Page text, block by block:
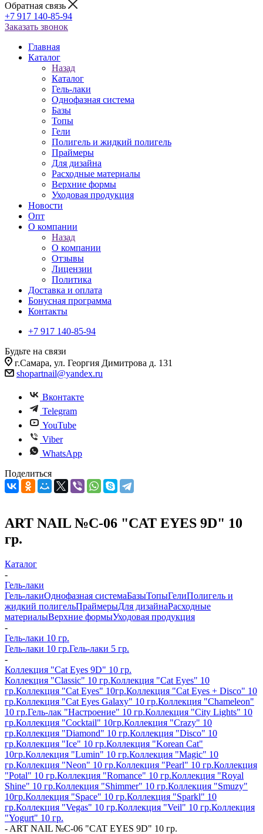
Обратная связь
+7 917 140-85-94
Заказать звонок
Главная
Каталог
Назад
Каталог
Гель-лаки
Однофазная система
Базы
Топы
Гели
Полигель и жидкий полигель
Праймеры
Для дизайна
Расходные материалы
Верхние формы
Уходовая продукция
Новости
Опт
О компании
Назад
О компании
Отзывы
Лицензии
Политика
Доставка и оплата
Бонусная программа
Контакты
+7 917 140-85-94
Будьте на связи
г.Самара, ул. Георгия Димитрова д. 131
shopartnail@yandex.ru
Вконтакте
Telegram
YouTube
Viber
WhatsApp
Поделиться
ART NAIL №C-06 "CAT EYES 9D" 10
гр.
Каталог
-
Гель-лаки
Гель-лакиОднофазная системаБазыТопыГелиПолигель и
жидкий полигельПраймерыДля дизайнаРасходные
материалыВерхние формыУходовая продукция
-
Гель-лаки 10 гр.
Гель-лаки 10 гр.Гель-лаки 5 гр.
-
Коллекция "Cat Eyes 9D" 10 гр.
Коллекция "Classic" 10 гр.Коллекция "Cat Eyes" 10
гр.Коллекция "Cat Eyes" 10гр.Коллекция "Cat Eyes + Disco" 10
гр.Коллекция "Cat Eyes Galaxy" 10 гр.Коллекция "Chameleon"
10 гр.Гель-лак "Настроение" 10 гр.Коллекция "City Lights" 10
гр.Коллекция "Cocktail" 10гр.Коллекция "Crazy" 10
гр.Коллекция "Diamond" 10 гр.Коллекция "Disco" 10
гр.Коллекция "Ice" 10 гр.Коллекция "Korean Cat"
10гр.Коллекция "Lumin" 10 гр.Коллекция "Magic" 10
гр.Коллекция "Neon" 10 гр.Коллекция "Pearl" 10 гр.Коллекция
"Potal" 10 гр.Коллекция "Romance" 10 гр.Коллекция "Royal
Shine" 10 гр.Коллекция "Shimmer" 10 гр.Коллекция "Smuzy"
10гр.Коллекция "Space" 10 гр.Коллекция "Sparkl" 10
гр.Коллекция "Vegas" 10 гр.Коллекция "Veil" 10 гр.Коллекция
"Yogurt" 10 гр.
- ART NAIL №C-06 "CAT EYES 9D" 10 гр.